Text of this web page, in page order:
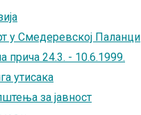
у Смедеревској Паланци
прича 24.3. - 10.6.1999.
утисака
за јавност